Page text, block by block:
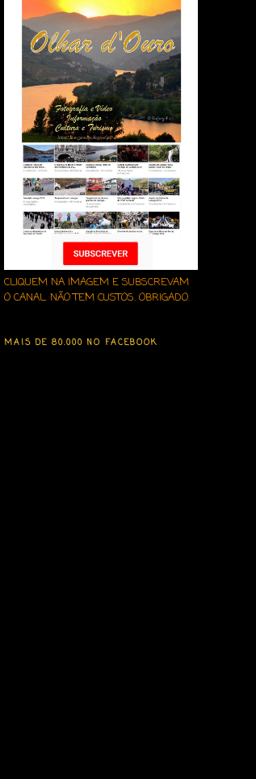
CLIQUEM NA IMAGEM E SUBSCREVAM
O CANAL. NÃO TEM CUSTOS. OBRIGADO.
MAIS DE 80.000 NO FACEBOOK